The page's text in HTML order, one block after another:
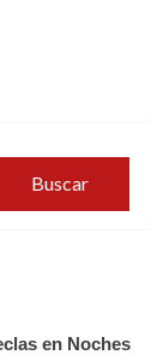
en Noches